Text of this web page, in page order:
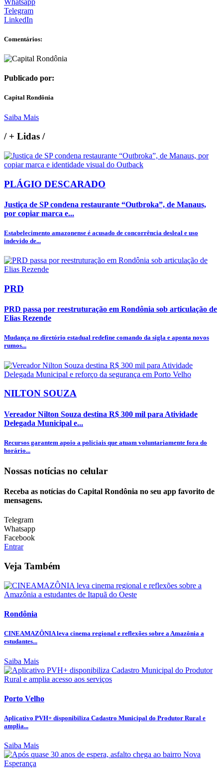
Telegram
LinkedIn
Comentários:
Publicado por:
Capital Rondônia
Saiba Mais
/+ Lidas /
PLÁGIO DESCARADO
Justiça de SP condena restaurante “Outbroka”, de Manaus,
por copiar marca e...
Estabelecimento amazonense é acusado de concorrência desleal e uso
indevido de...
PRD
PRD passa por reestruturação em Rondônia sob articulação de
Elias Rezende
Mudança no diretório estadual redefine comando da sigla e aponta novos
rumos...
NILTON SOUZA
Vereador Nilton Souza destina R$ 300 mil para Atividade
Delegada Municipal e...
Recursos garantem apoio a policiais que atuam voluntariamente fora do
horário...
Nossas notícias no celular
Receba as notícias do Capital Rondônia no seu app favorito de
mensagens.
Telegram
Whatsapp
Facebook
Entrar
Veja Também
Rondônia
CINEAMAZÔNIA leva cinema regional e reflexões sobre a Amazônia a
estudantes...
Saiba Mais
Porto Velho
Aplicativo PVH+ disponibiliza Cadastro Municipal do Produtor Rural e
amplia...
Saiba Mais